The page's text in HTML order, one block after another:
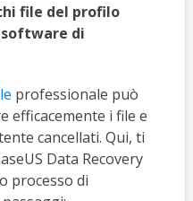
file del profilo
di
professionale può
efficacemente i file e
cancellati. Qui, ti
Data Recovery
processo di